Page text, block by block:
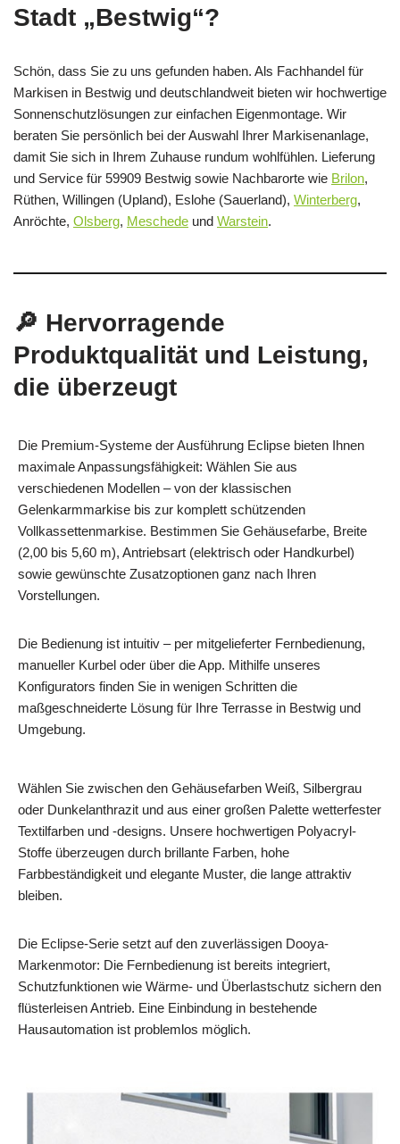
Stadt „Bestwig“?
Schön, dass Sie zu uns gefunden haben. Als Fachhandel für
Markisen in Bestwig und deutschlandweit bieten wir hochwertige
Sonnenschutzlösungen zur einfachen Eigenmontage. Wir
beraten Sie persönlich bei der Auswahl Ihrer Markisenanlage,
damit Sie sich in Ihrem Zuhause rundum wohlfühlen. Lieferung
und Service für 59909 Bestwig sowie Nachbarorte wie Brilon,
Rüthen, Willingen (Upland), Eslohe (Sauerland), Winterberg,
Anröchte, Olsberg, Meschede und Warstein.
🔎 Hervorragende
Produktqualität und Leistung,
die überzeugt
Die Premium-Systeme der Ausführung Eclipse bieten Ihnen
maximale Anpassungsfähigkeit: Wählen Sie aus
verschiedenen Modellen – von der klassischen
Gelenkarmmarkise bis zur komplett schützenden
Vollkassettenmarkise. Bestimmen Sie Gehäusefarbe, Breite
(2,00 bis 5,60 m), Antriebsart (elektrisch oder Handkurbel)
sowie gewünschte Zusatzoptionen ganz nach Ihren
Vorstellungen.
Die Bedienung ist intuitiv – per mitgelieferter Fernbedienung,
manueller Kurbel oder über die App. Mithilfe unseres
Konfigurators finden Sie in wenigen Schritten die
maßgeschneiderte Lösung für Ihre Terrasse in Bestwig und
Umgebung.
Wählen Sie zwischen den Gehäusefarben Weiß, Silbergrau
oder Dunkelanthrazit und aus einer großen Palette wetterfester
Textilfarben und -designs. Unsere hochwertigen Polyacryl-
Stoffe überzeugen durch brillante Farben, hohe
Farbbeständigkeit und elegante Muster, die lange attraktiv
bleiben.
Die Eclipse-Serie setzt auf den zuverlässigen Dooya-
Markenmotor: Die Fernbedienung ist bereits integriert,
Schutzfunktionen wie Wärme- und Überlastschutz sichern den
flüsterleisen Antrieb. Eine Einbindung in bestehende
Hausautomation ist problemlos möglich.